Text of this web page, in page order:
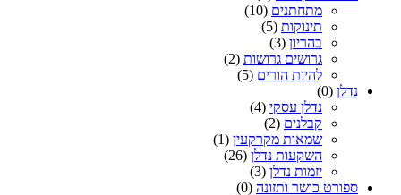
מתחתנים (10)
תינוקות (5)
בהריון (3)
גרושים גרושות (2)
להיות הורים (5)
נדלן (0)
נדלן עסקי (4)
קבלנים (2)
שמאות מקרקעין (1)
השקעות נדלן (26)
יזמות נדלן (3)
ספורט כושר ותזונה (0)